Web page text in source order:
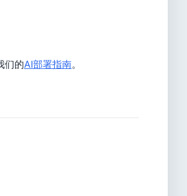
们的AI部署指南。